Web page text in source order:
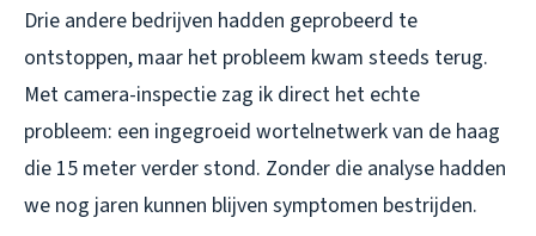
Drie andere bedrijven hadden geprobeerd te
ontstoppen, maar het probleem kwam steeds terug.
Met camera-inspectie zag ik direct het echte
probleem: een ingegroeid wortelnetwerk van de haag
die 15 meter verder stond. Zonder die analyse hadden
we nog jaren kunnen blijven symptomen bestrijden.